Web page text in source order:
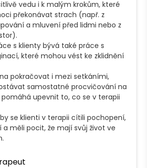
vedu i k malým krokům, které
překonávat strach (např. z
a mluvení před lidmi nebo z
s klienty bývá také práce s
které mohou vést ke zklidnění
pokračovat i mezi setkáními,
samostatné procvičování na
upevnit to, co se v terapii
se klienti v terapii cítili pochopení,
a měli pocit, že mají svůj život ve